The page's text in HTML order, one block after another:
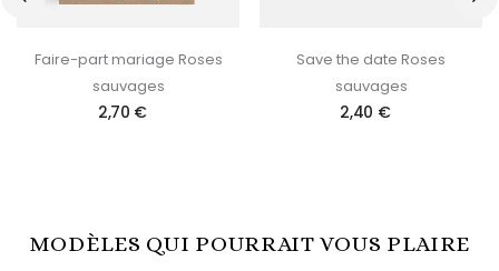
Faire-part mariage Roses
sauvages
2,70 €
Save the date Roses
sauvages
2,40 €
MODÈLES QUI POURRAIT VOUS PLAIRE